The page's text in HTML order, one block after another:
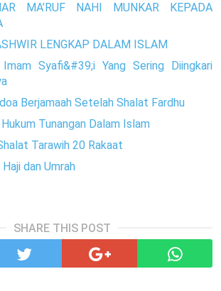
MA’RUF NAHI MUNKAR KEPADA
LENGKAP DALAM ISLAM
Syafi&#39;i Yang Sering Diingkari
Berjamaah Setelah Shalat Fardhu
Tunangan Dalam Islam
Tarawih 20 Rakaat
dan Umrah
SHARE THIS POST